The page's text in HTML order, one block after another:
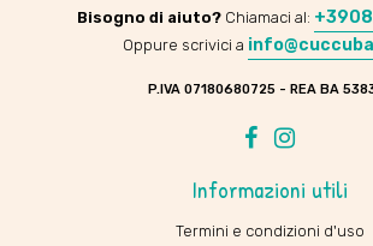
Bisogno di aiuto? Chiamaci al:
Oppure scrivici a
P.IVA 07180680725 - REA BA
Facebook
Informazioni utili
Termini e condizioni d'uso